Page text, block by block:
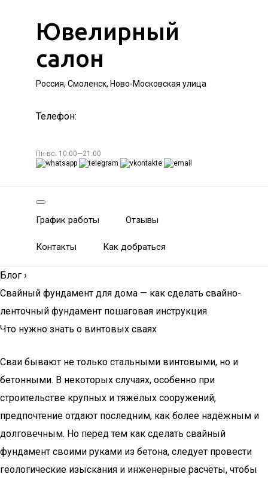
Ювелирный
салон
Россия, Смоленск, Ново-Московская улица
Телефон:
Пн-вс: 10:00—21:00
График работы Отзывы
Контакты Как добраться
Блог ›
Свайный фундамент для дома — как сделать свайно-
ленточный фундамент пошаговая инструкция
Что нужно знать о винтовых сваях
Сваи бывают не только стальными винтовыми, но и
бетонными. В некоторых случаях, особенно при
строительстве крупных и тяжёлых сооружений,
предпочтение отдают последним, как более надёжным и
долговечным. Но перед тем как сделать свайный
фундамент своими руками из бетона, следует провести
геологические изыскания и инженерные расчёты, чтобы